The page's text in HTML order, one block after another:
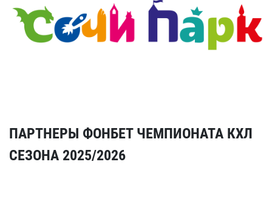
ПАРТНЕРЫ ФОНБЕТ ЧЕМПИОНАТА КХЛ
СЕЗОНА 2025/2026